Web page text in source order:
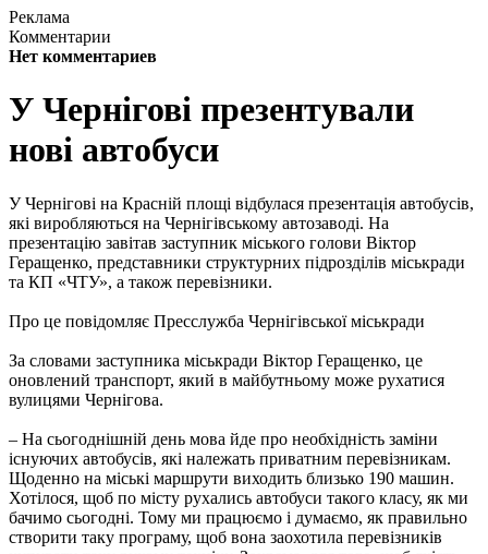
Реклама
Комментарии
Нет комментариев
У Чернігові презентували
нові автобуси
У Чернігові на Красній площі відбулася презентація автобусів,
які виробляються на Чернігівському автозаводі. На
презентацію завітав заступник міського голови Віктор
Геращенко, представники структурних підрозділів міськради
та КП «ЧТУ», а також перевізники.
Про це повідомляє Пресслужба Чернігівської міськради
За словами заступника міськради Віктор Геращенко, це
оновлений транспорт, який в майбутньому може рухатися
вулицями Чернігова.
– На сьогоднішній день мова йде про необхідність заміни
існуючих автобусів, які належать приватним перевізникам.
Щоденно на міські маршрути виходить близько 190 машин.
Хотілося, щоб по місту рухались автобуси такого класу, як ми
бачимо сьогодні. Тому ми працюємо і думаємо, як правильно
створити таку програму, щоб вона заохотила перевізників